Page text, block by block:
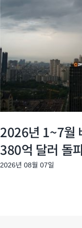
2026년 1~7월
380억 달러 돌
2026년 08월 07일